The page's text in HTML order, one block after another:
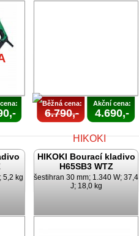
Běžná cena:
6.790,-
Akční cena:
4.690,-
5,2 kg
HIKOKI Bourací kladivo
H65SB3 WTZ
šestihran 30 mm; 1.340 W; 37,4
J; 18,0 kg